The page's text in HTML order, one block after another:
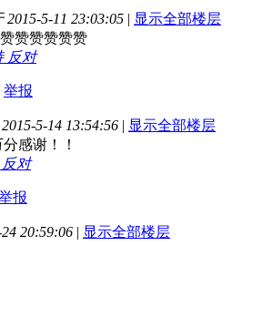
2015-5-11 23:03:05 | 显示全部楼层
赞赞赞赞赞
反对
举报
5-14 13:54:56 | 显示全部楼层
感谢！！
反对
报
20:59:06 | 显示全部楼层